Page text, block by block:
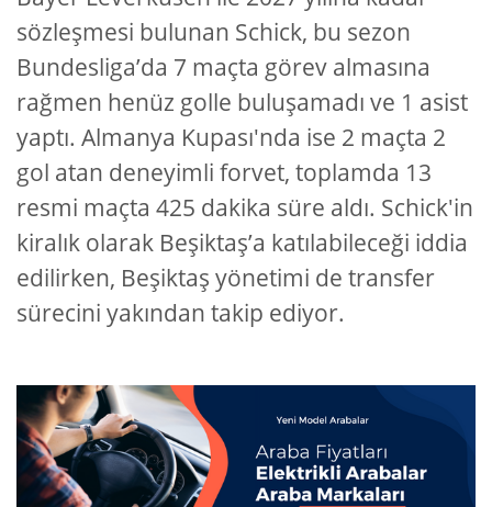
sözleşmesi bulunan Schick, bu sezon
Bundesliga’da 7 maçta görev almasına
rağmen henüz golle buluşamadı ve 1 asist
yaptı. Almanya Kupası'nda ise 2 maçta 2
gol atan deneyimli forvet, toplamda 13
resmi maçta 425 dakika süre aldı. Schick'in
kiralık olarak Beşiktaş’a katılabileceği iddia
edilirken, Beşiktaş yönetimi de transfer
sürecini yakından takip ediyor.